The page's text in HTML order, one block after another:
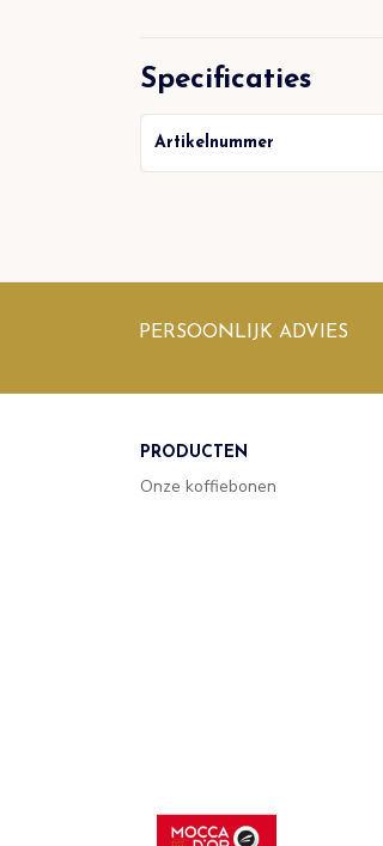
Specificaties
Artikelnummer
PERSOONLIJK ADVIES
PRODUCTEN
Onze koffiebonen